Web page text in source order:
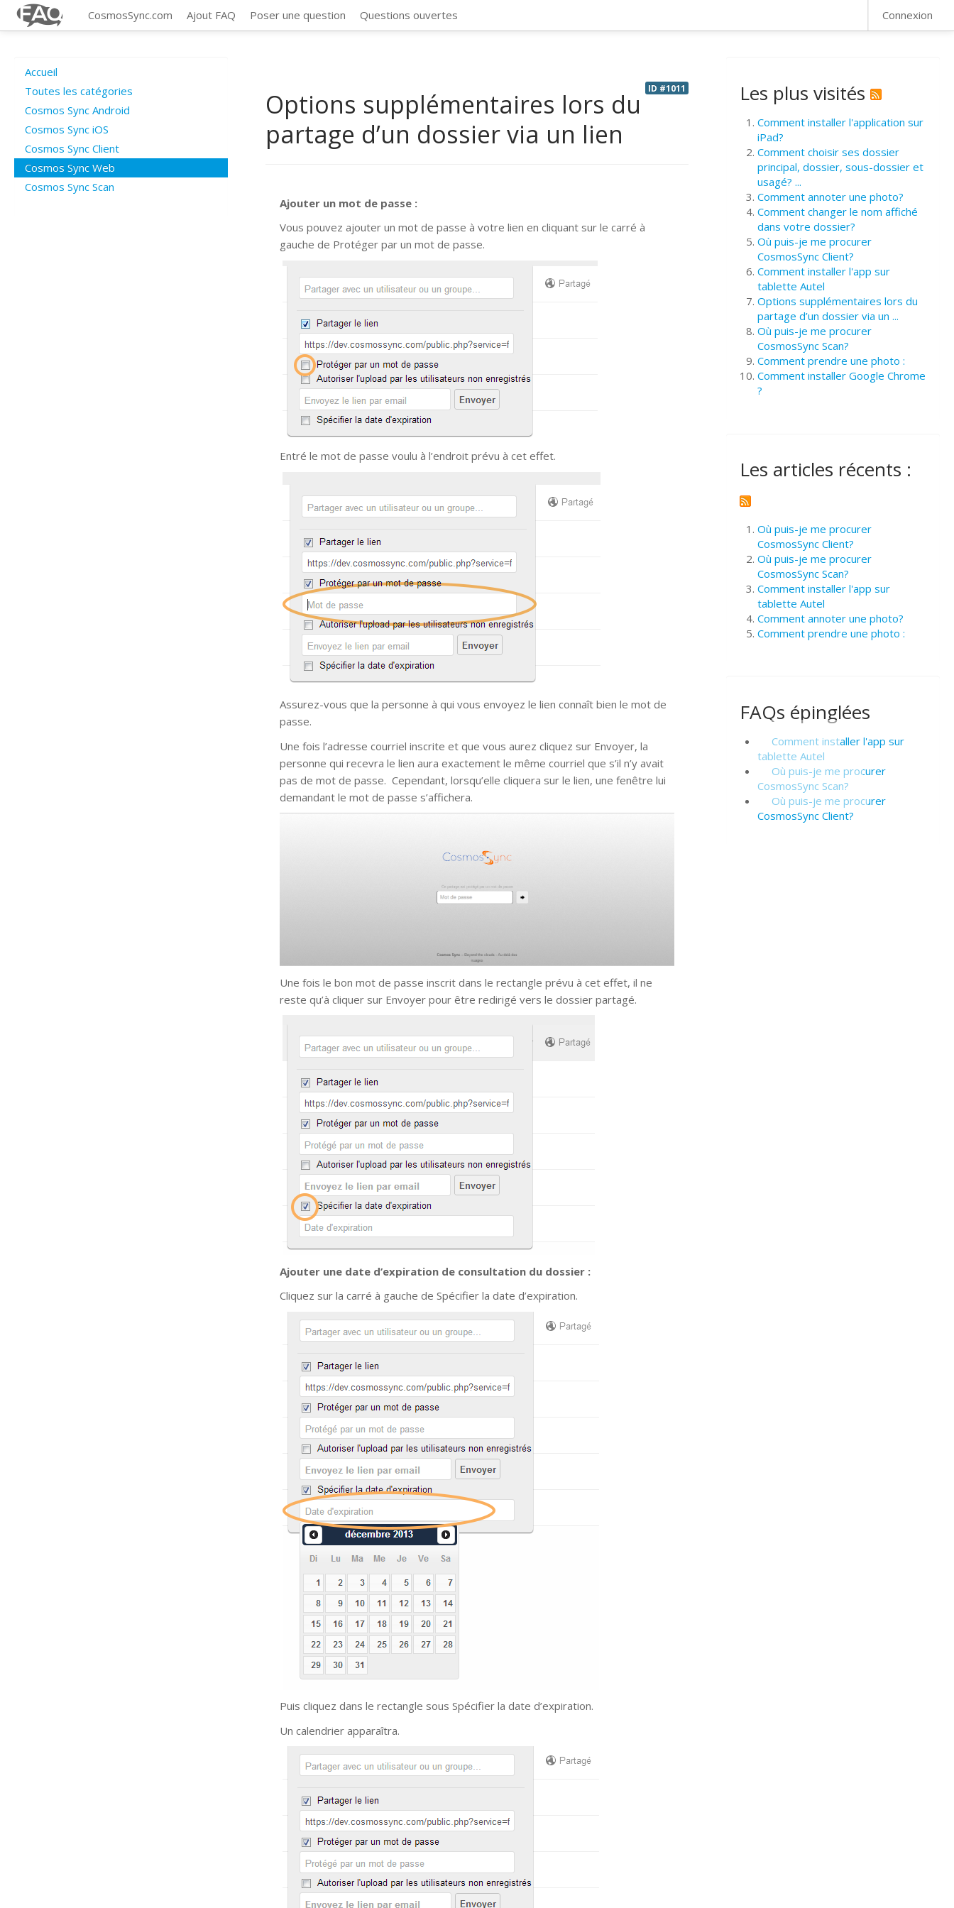
CosmosSync.com Ajout FAQ Poser une question Questions ouvertes Connexion
Accueil
Toutes les catégories
Cosmos Sync Android
Cosmos Sync iOS
Cosmos Sync Client
Cosmos Sync Web
Cosmos Sync Scan
ID #1011
Options supplémentaires lors du
partage d’un dossier via un lien
Ajouter un mot de passe :
Vous pouvez ajouter un mot de passe à votre lien en cliquant sur le carré à
gauche de Protéger par un mot de passe.
Entré le mot de passe voulu à l’endroit prévu à cet effet.
Assurez-vous que la personne à qui vous envoyez le lien connaît bien le mot de
passe.
Une fois l’adresse courriel inscrite et que vous aurez cliquez sur Envoyer, la
personne qui recevra le lien aura exactement le même courriel que s’il n’y avait
pas de mot de passe. Cependant, lorsqu’elle cliquera sur le lien, une fenêtre lui
demandant le mot de passe s’affichera.
Une fois le bon mot de passe inscrit dans le rectangle prévu à cet effet, il ne
reste qu’à cliquer sur Envoyer pour être redirigé vers le dossier partagé.
Ajouter une date d’expiration de consultation du dossier :
Cliquez sur la carré à gauche de Spécifier la date d’expiration.
Puis cliquez dans le rectangle sous Spécifier la date d’expiration.
Un calendrier apparaîtra.
Les plus visités
Comment installer l'application sur
iPad?
Comment choisir ses dossier
principal, dossier, sous-dossier et
usagé? ...
Comment annoter une photo?
Comment changer le nom affiché
dans votre dossier?
Où puis-je me procurer
CosmosSync Client?
Comment installer l'app sur
tablette Autel
Options supplémentaires lors du
partage d’un dossier via un ...
Où puis-je me procurer
CosmosSync Scan?
Comment prendre une photo :
Comment installer Google Chrome
?
Les articles récents :
Où puis-je me procurer
CosmosSync Client?
Où puis-je me procurer
CosmosSync Scan?
Comment installer l'app sur
tablette Autel
Comment annoter une photo?
Comment prendre une photo :
FAQs épinglées
Comment installer l'app sur
tablette Autel
Où puis-je me procurer
CosmosSync Scan?
Où puis-je me procurer
CosmosSync Client?